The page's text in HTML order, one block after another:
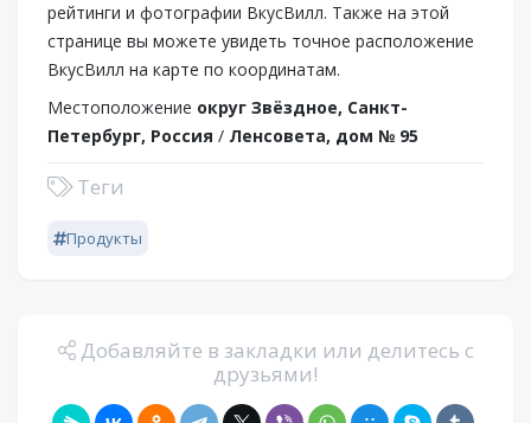
рейтинги и фотографии ВкусВилл. Также на этой
странице вы можете увидеть точное расположение
ВкусВилл на карте по координатам.
Местоположение округ Звёздное, Санкт-
Петербург, Россия / Ленсовета, дом № 95
Теги
Продукты
Добавляйте в закладки или делитесь с
друзьями!